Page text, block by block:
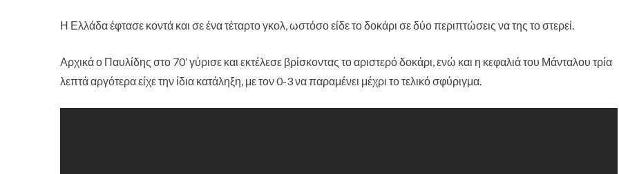
Η Ελλάδα έφτασε κοντά και σε ένα τέταρτο γκολ, ωστόσο είδε το δοκάρι σε δύο περιπτώσεις να της το στερεί.
Αρχικά ο Παυλίδης στο 70’ γύρισε και εκτέλεσε βρίσκοντας το αριστερό δοκάρι, ενώ και η κεφαλιά του Μάνταλου τρία
λεπτά αργότερα είχε την ίδια κατάληξη, με τον 0-3 να παραμένει μέχρι το τελικό σφύριγμα.